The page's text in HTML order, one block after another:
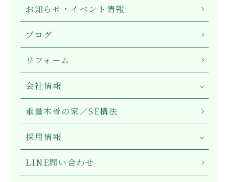
お知らせ・イベント情報
ブログ
リフォーム
会社情報
重量木骨の家／SE構法
採用情報
LINE問い合わせ